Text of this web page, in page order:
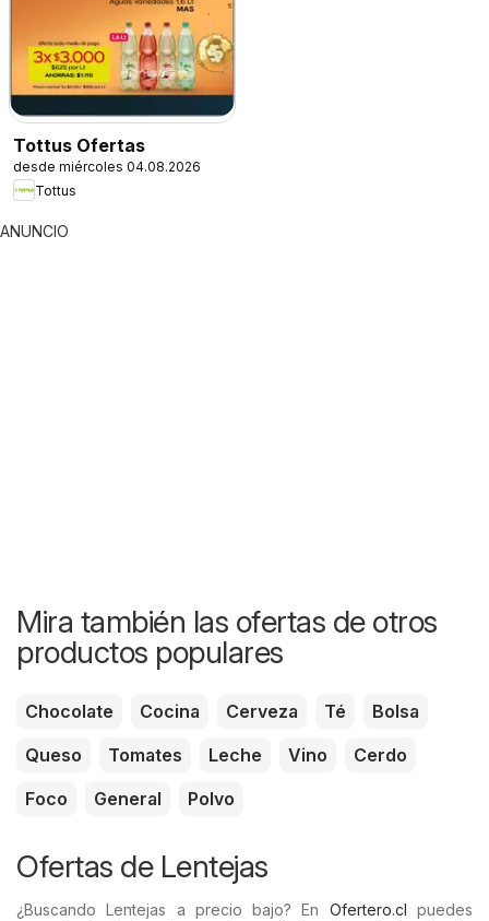
Tottus Ofertas
desde miércoles 04.08.2026
Tottus
ANUNCIO
Mira también las ofertas de otros
productos populares
Chocolate Cocina Cerveza Té
Bolsa
Queso
Tomates Leche Vino
Cerdo
Foco
General Polvo
Ofertas de Lentejas
¿Buscando Lentejas a precio bajo? En Ofertero.cl puedes